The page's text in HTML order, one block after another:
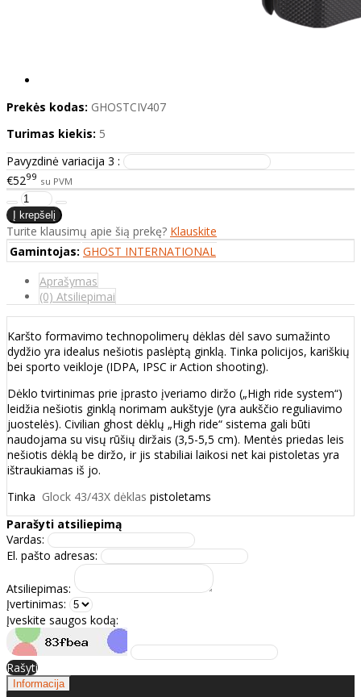
Prekės kodas: GHOSTCIV407
Turimas kiekis: 5
Pavyzdinė variacija 3 :
€5299 su PVM
Turite klausimų apie šią prekę? Klauskite
Gamintojas: GHOST INTERNATIONAL
Aprašymas
(0) Atsiliepimai
Karšto formavimo technopolimerų dėklas dėl savo sumažinto
dydžio yra idealus nešiotis paslėptą ginklą. Tinka policijos, kariškių
bei sporto veikloje (IDPA, IPSC ir Action shooting).
Dėklo tvirtinimas prie įprasto įveriamo diržo („High ride system“)
leidžia nešiotis ginklą norimam aukštyje (yra aukščio reguliavimo
juostelės). Civilian ghost dėklų „High ride“ sistema gali būti
naudojama su visų rūšių diržais (3,5-5,5 cm). Mentės priedas leis
nešiotis dėklą be diržo, ir jis stabiliai laikosi net kai pistoletas yra
ištraukiamas iš jo.
Tinka Glock 43/43X dėklas pistoletams
Parašyti atsiliepimą
Vardas:
El. pašto adresas:
Atsiliepimas:
Įvertinimas:
Įveskite saugos kodą:
Rašyti
Informacija